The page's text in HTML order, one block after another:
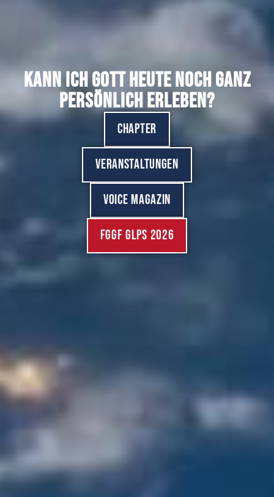
Kann ich Gott heute noch ganz
persönlich erleben?
Chapter
Veranstaltungen
Voice Magazin
FGGF GLPS 2026